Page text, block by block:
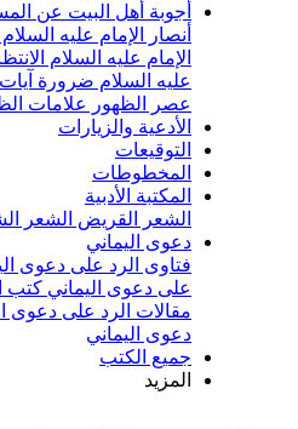
أهل البيت عن المسائل المهدويّة
الإمام عليه السلامسنن الانبياء
عليه السلامالانتظار
السلام ضرورة آيات مؤولة
علامات الظهورغيبة
والزيارات
الأدبية
الشعر الشعبي
اليماني
الرد على دعوى اليماني المكتبة
دعوى اليماني كتب الرد على دعوى
الرد على دعوى اليماني